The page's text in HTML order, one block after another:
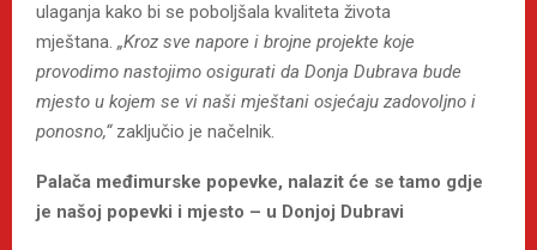
ulaganja kako bi se poboljšala kvaliteta života
mještana. „Kroz sve napore i brojne projekte koje
provodimo nastojimo osigurati da Donja Dubrava bude
mjesto u kojem se vi naši mještani osjećaju zadovoljno i
ponosno,“ zaključio je načelnik.
Palača međimurske popevke, nalazit će se tamo gdje
je našoj popevki i mjesto – u Donjoj Dubravi